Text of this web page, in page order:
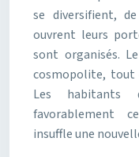
se diversifient,
ouvrent leurs
sont organisés.
cosmopolite, tout
Les habitants
favorablement
insuffle une